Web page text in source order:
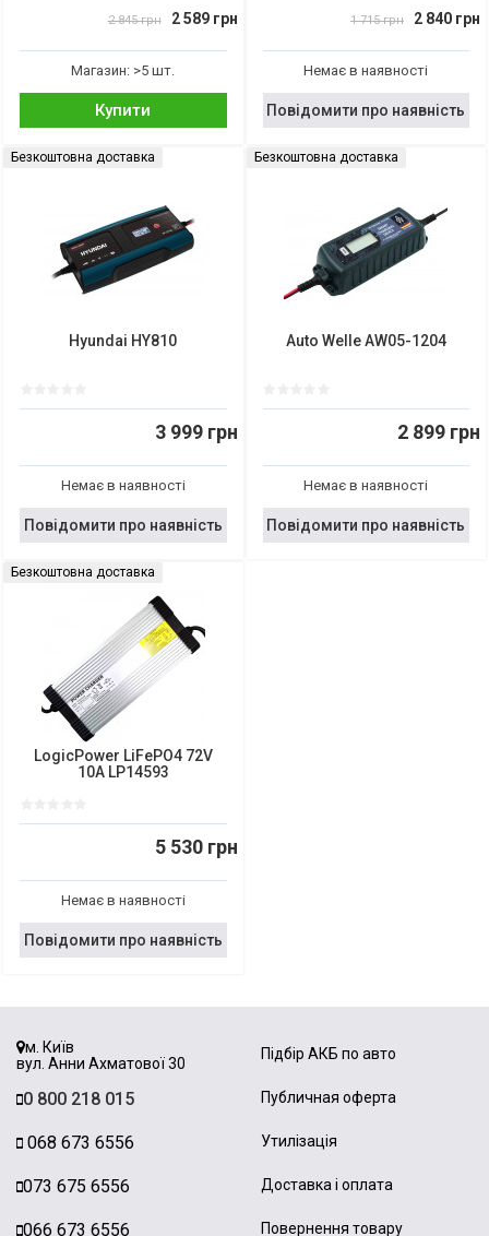
2 845 грн 2 589 грн
Магазин: >5 шт.
Купити
1 715 грн 2 840 грн
Немає в наявності
Повідомити про наявність
Безкоштовна доставка
Hyundai HY810
3 999 грн
Немає в наявності
Повідомити про наявність
Безкоштовна доставка
Auto Welle AW05-1204
2 899 грн
Немає в наявності
Повідомити про наявність
Безкоштовна доставка
LogicPower LiFePO4 72V
10A LP14593
5 530 грн
Немає в наявності
Повідомити про наявність
м. Київ
вул. Анни Ахматової 30
0 800 218 015
068 673 6556
073 675 6556
066 673 6556
Підбір АКБ по авто
Публичная оферта
Утилізація
Доставка і оплата
Повернення товару